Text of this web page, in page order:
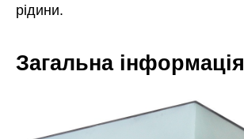
рідини.
Загальна інформація